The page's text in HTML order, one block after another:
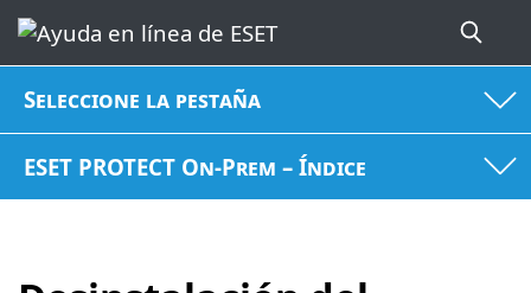
Seleccione la pestaña
ESET PROTECT On-Prem – Índice